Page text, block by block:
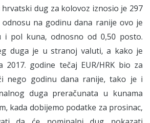
dug za kolovoz iznosio je 297
na godinu dana ranije ovo je
i pol kuna, odnosno od 0,50 posto.
duga je u stranoj valuti, a kako je
2017. godine tečaj EUR/HRK bio za
nego godinu dana ranije, tako je i
duga preračunata u kunama
kada dobijemo podatke za prosinac,